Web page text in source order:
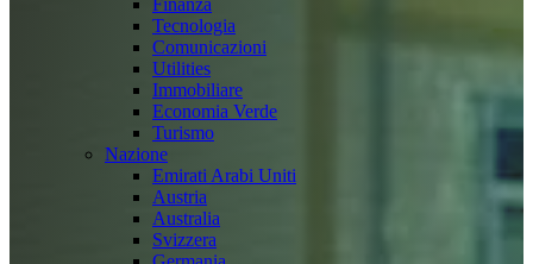
Finanza
Tecnologia
Comunicazioni
Utilities
Immobiliare
Economia Verde
Turismo
Nazione
Emirati Arabi Uniti
Austria
Australia
Svizzera